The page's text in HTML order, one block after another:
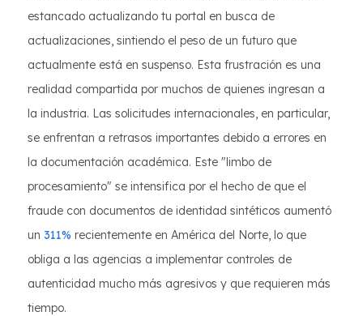
estancado actualizando tu portal en busca de
actualizaciones, sintiendo el peso de un futuro que
actualmente está en suspenso. Esta frustración es una
realidad compartida por muchos de quienes ingresan a
la industria. Las solicitudes internacionales, en particular,
se enfrentan a retrasos importantes debido a errores en
la documentación académica. Este "limbo de
procesamiento" se intensifica por el hecho de que el
fraude con documentos de identidad sintéticos aumentó
un 311% recientemente en América del Norte, lo que
obliga a las agencias a implementar controles de
autenticidad mucho más agresivos y que requieren más
tiempo.